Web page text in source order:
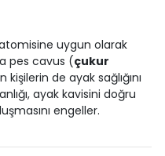
uygun olarak
pes cavus (çukur
de ayak sağlığını
ayak kavisini doğru
engeller.